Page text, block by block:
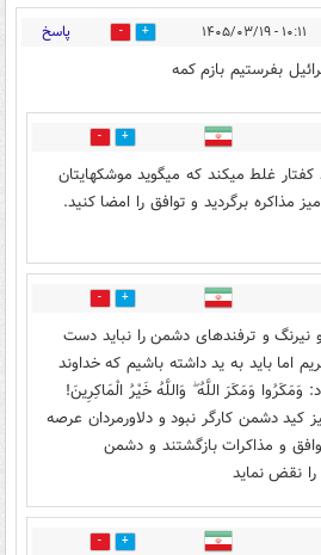
۱۰:۱۱ - ۱۴۰۵/۰۳/۱۹ 24 پاسخ
بفرستیم بازم کمه
10
غلط میکند که میگوید موشکهایتان
مذاکره برگردید و توافق را امضا کنید.
3
و ترفندهای دشمن را نباید دست
اما باید به ید داشته باشیم که خداوند
وَمَكَرُوا وَمَكَرَ اللَّهُ ۖ وَاللَّهُ خَيْرُ الْمَاكِرِينَ!
کید دشمن کارگر نبود و دلاورمردان عرصه
و مذاکرات بازگشتند و دشمن
نقض نماید
2